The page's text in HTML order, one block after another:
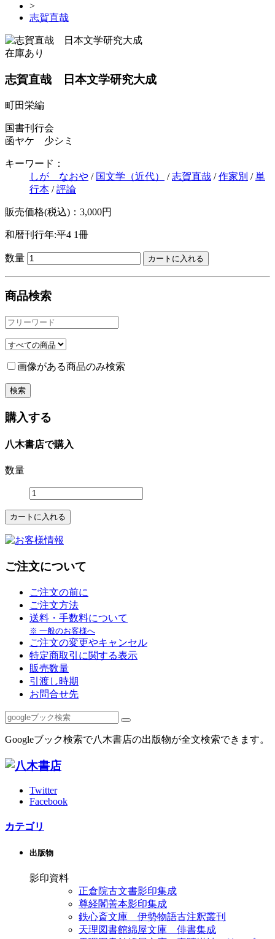
>
志賀直哉
在庫あり
志賀直哉 日本文学研究大成
町田栄編
国書刊行会
函ヤケ 少シミ
キーワード：
しが なおや / 国文学（近代） /志賀直哉 /作家別 /単
行本 /評論
販売価格(税込)：3,000円
和暦刊行年:平4 1冊
数量
商品検索
画像がある商品のみ検索
購入する
八木書店で購入
数量
ご注文について
ご注文の前に
ご注文方法
送料・手数料について
※ 一般のお客様へ
ご注文の変更やキャンセル
特定商取引に関する表示
販売数量
引渡し時期
お問合せ先
Googleブック検索で八木書店の出版物が全文検索できます。
Twitter
Facebook
カテゴリ
出版物
影印資料
正倉院古文書影印集成
尊経閣善本影印集成
鉄心斎文庫 伊勢物語古注釈叢刊
天理図書館綿屋文庫 俳書集成